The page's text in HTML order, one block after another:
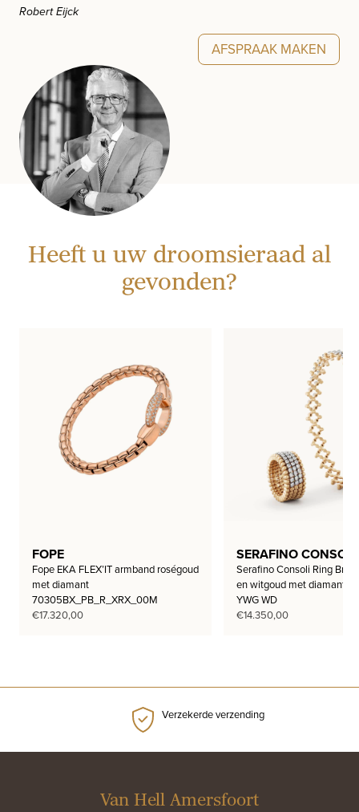
Robert Eijck
AFSPRAAK MAKEN
Heeft u uw droomsieraad al
gevonden?
FOPE
Fope EKA FLEX’IT armband roségoud
met diamant
70305BX_PB_R_XRX_00M
€17.320,00
SERAFINO CONSOLI
Serafino Consoli Ring
en witgoud met diamant
YWG WD
€14.350,00
Verzekerde verzending
Van Hell Amersfoort